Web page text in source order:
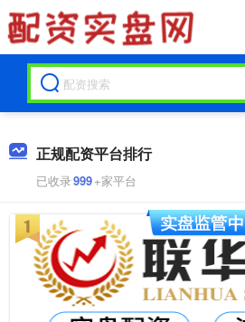
正规配资平台排行
已收录999+家平台